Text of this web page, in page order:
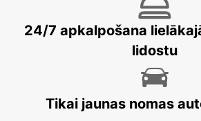
BUDAPEST SZENTLORINCI
BUDAPEST - HUNGARY
24/7 apkalpošana
lidostu
Tikai jaunas nomas